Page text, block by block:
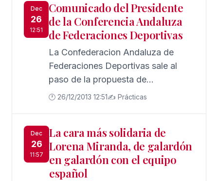
Dec
26
12:51
Comunicado del Presidente
de la Conferencia Andaluza
de Federaciones Deportivas
La Confederacion Andaluza de
Federaciones Deportivas sale al
paso de la propuesta de
modificación del art 32.4 de la ley
única con carácter estatal.
🕐 26/12/2013 12:51✍️ Prácticas
Dec
26
11:57
La cara más solidaria de
Lorena Miranda, de galardón
en galardón con el equipo
español